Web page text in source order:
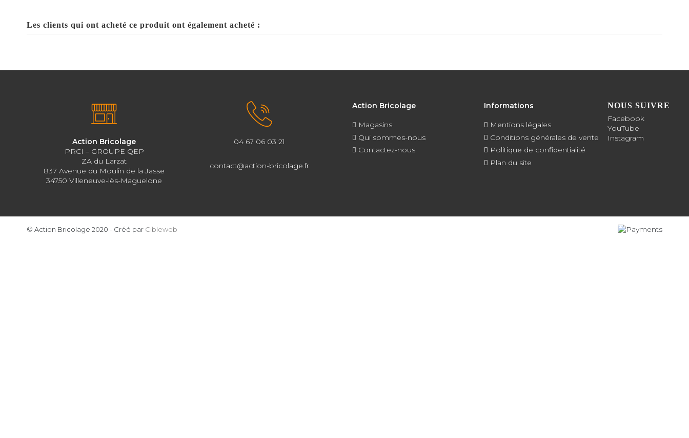
Les clients qui ont acheté ce produit ont également acheté :
Action Bricolage
PRCI – GROUPE QEP
ZA du Larzat
837 Avenue du Moulin de la Jasse
34750 Villeneuve-lès-Maguelone
04 67 06 03 21
contact@action-bricolage.fr
Action Bricolage
Magasins
Qui sommes-nous
Contactez-nous
Informations
Mentions légales
Conditions générales de vente
Politique de confidentialité
Plan du site
NOUS SUIVRE
Facebook
YouTube
Instagram
© Action Bricolage 2020 - Créé par Cibleweb